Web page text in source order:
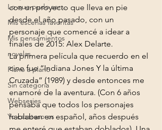
Lo que pudo ser...
Mis escenas favoritas
Mis pensamientos
novelas
Plano a plano
Sin categoría
Webseries
Yo cazatesoros
con un proyecto que lleva en pie
desde el año pasado, con un
personaje que comencé a idear a
finales de 2015: Alex Delarte.
La primera película que recuerdo en el
cine fue “Indiana Jones Y la última
Cruzada” (1989) y desde entonces me
enamoré de la aventura. (Con 6 años
pensaba que todos los personajes
hablaban en español, años después